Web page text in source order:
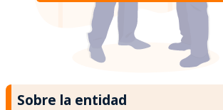
Sobre la entidad